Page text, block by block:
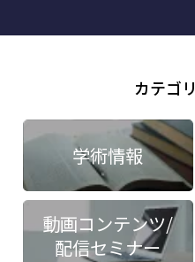
カテゴ
学術情報
動画コンテンツ/
配信セミナー